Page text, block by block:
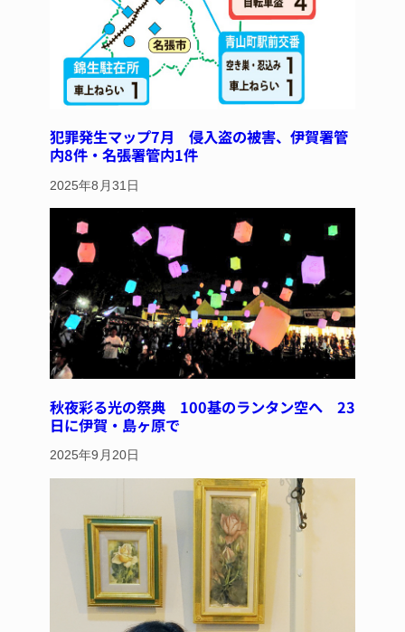
犯罪発生マップ7月 侵入盗の被害、伊賀署管
内8件・名張署管内1件
2025年8月31日
秋夜彩る光の祭典 100基のランタン空へ 23
日に伊賀・島ヶ原で
2025年9月20日